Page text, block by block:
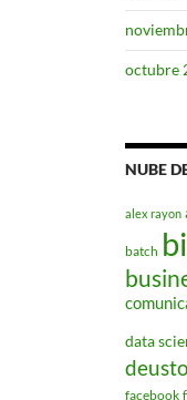
octubre
NUBE
alex rayon
batch
data
facebook